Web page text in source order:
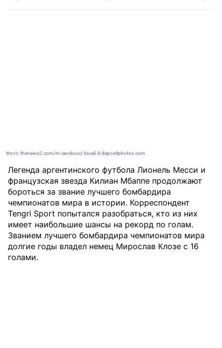
Фото: thenews2.com/m.iacobucci.tiscali.it/depositphotos.com
Легенда аргентинского футбола Лионель Месси и
французская звезда Килиан Мбаппе продолжают
бороться за звание лучшего бомбардира
чемпионатов мира в истории. Корреспондент
Tengri Sport попытался разобраться, кто из них
имеет наибольшие шансы на рекорд по голам.
Званием лучшего бомбардира чемпионатов мира
долгие годы владел немец Мирослав Клозе с 16
голами.